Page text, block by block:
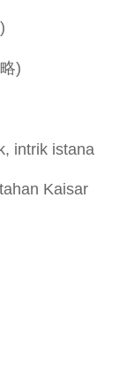
)
intrik istana
Kaisar